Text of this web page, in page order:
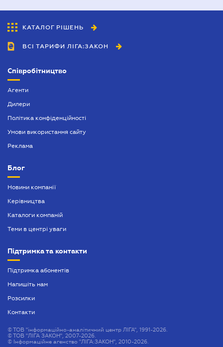
КАТАЛОГ РІШЕНЬ
ВСІ ТАРИФИ ЛІГА:ЗАКОН
Співробітництво
Агенти
Дилери
Політика конфіденційності
Умови використання сайту
Реклама
Блог
Новини компанії
Керівництва
Каталоги компаній
Теми в центрі уваги
Підтримка та контакти
Підтримка абонентів
Напишіть нам
Розсилки
Контакти
©ТОВ "інформаційно-аналітичний центр ЛІГА", 1991-2026.
©ТОВ "ЛІГА ЗАКОН", 2007-2026.
© Інформаційне агенство "ЛІГА:ЗАКОН", 2010-2026.